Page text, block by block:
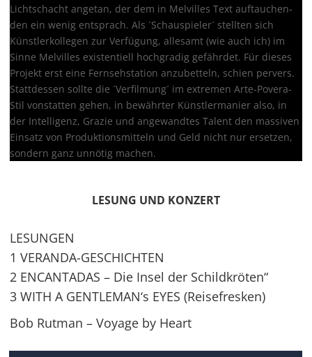
Lichtschacht angetan, der dem in Melvilles Text auftauchen‐
den ein wenig entsprach. Als ´Schauspieler´ stellten sich
Künstlerkollegen zur Verfügung, allesamt (wie auch ich) im
Sinne Melvilles existentiell hochgradig gefährdet. Für dieses
Projekt erst eine Fernsehstation anzubetteln, schien pervers.
Stattdessen sollte die ´Verfilmung´ im extremen Arte‐Povera‐
Stil vonstatten gehen, in bewährter Künstlermanier also, in
der Intelligenz, Grazie und angewandtes Talent den massiven
Einsatz von Produktionsmitteln und Geld nicht nur ersetzen,
sondern ganz unnötig machen.
LESUNG UND KONZERT
LESUNGEN
1 VERANDA-GESCHICHTEN
2 ENCANTADAS – Die Insel der Schildkröten“
3 WITH A GENTLEMAN‘s EYES (Reisefresken)
Bob Rutman – Voyage by Heart